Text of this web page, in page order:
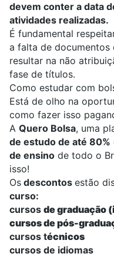
devem conter a data
atividades realizadas.
É fundamental
a falta de
resultar na não
fase de títulos.
Como estudar com
Está de olho na
como fazer isso
A Quero Bolsa, uma
de estudo de até 80%
de ensino de todo o
isso!
Os descontos estão
curso:
cursos de graduação
cursos de pós-
cursos técnicos
cursos de idiomas